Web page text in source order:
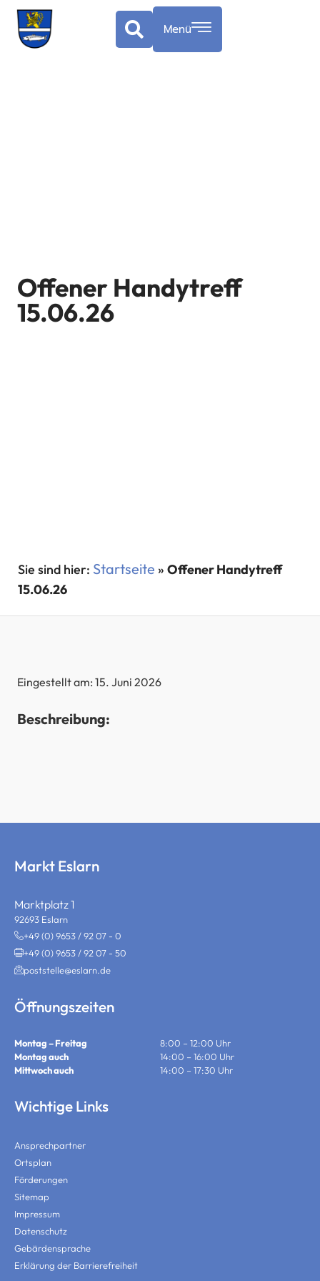
Menü
Offener Handytreff
15.06.26
Startseite » Offener Handytreff
15.06.26
Eingestellt am: 15. Juni 2026
Beschreibung:
Markt Eslarn
Marktplatz 1
92693 Eslarn
+49 (0) 9653 / 92 07 - 0
+49 (0) 9653 / 92 07 - 50
poststelle@eslarn.de
Öffnungszeiten
Montag – Freitag
8:00 – 12:00 Uhr
Montag auch
14:00 – 16:00 Uhr
Mittwoch auch
14:00 – 17:30 Uhr
Wichtige Links
Ansprechpartner
Ortsplan
Förderungen
Sitemap
Impressum
Datenschutz
Gebärdensprache
Erklärung der Barrierefreiheit